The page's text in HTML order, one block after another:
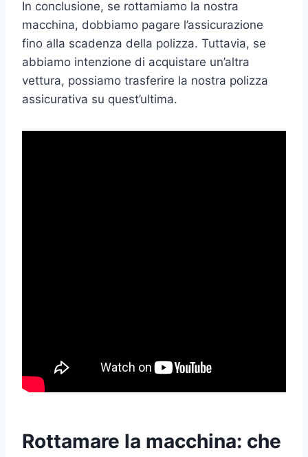
In conclusione, se rottamiamo la nostra
macchina, dobbiamo pagare l’assicurazione
fino alla scadenza della polizza. Tuttavia, se
abbiamo intenzione di acquistare un’altra
vettura, possiamo trasferire la nostra polizza
assicurativa su quest’ultima.
Rottamare la macchina: che